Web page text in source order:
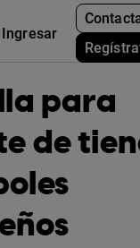
Ingresar
para
de